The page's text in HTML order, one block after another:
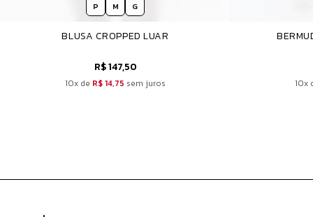
P M G
BLUSA CROPPED LUAR
R$ 147,50
10x de R$ 14,75 sem juros 10x